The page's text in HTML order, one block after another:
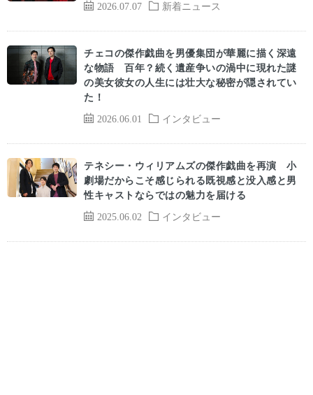
2026.07.07 新着ニュース
2026.06.01 インタビュー
チェコの傑作戯曲を男優集団が華麗に描く深遠
な物語 百年？続く遺産争いの渦中に現れた謎
の美女彼女の人生には壮大な秘密が隠されてい
た！
2025.06.02 インタビュー
テネシー・ウィリアムズの傑作戯曲を再演 小
劇場だからこそ感じられる既視感と没入感と男
性キャストならではの魅力を届ける